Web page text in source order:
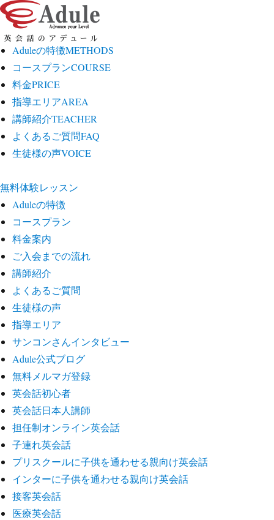
Aduleの特徴METHODS
コースプランCOURSE
料金PRICE
指導エリアAREA
講師紹介TEACHER
よくあるご質問FAQ
生徒様の声VOICE
無料体験レッスン
Aduleの特徴
コースプラン
料金案内
ご入会までの流れ
講師紹介
よくあるご質問
生徒様の声
指導エリア
サンコンさんインタビュー
Adule公式ブログ
無料メルマガ登録
英会話初心者
英会話日本人講師
担任制オンライン英会話
子連れ英会話
プリスクールに子供を通わせる親向け英会話
インターに子供を通わせる親向け英会話
接客英会話
医療英会話